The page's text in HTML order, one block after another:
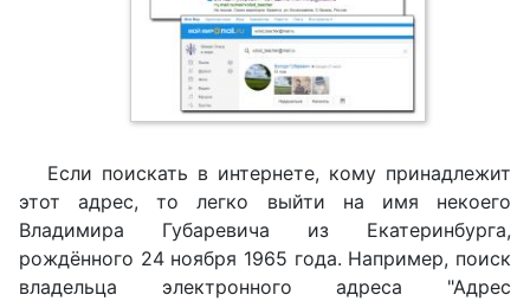
Если поискать в интернете, кому принадлежит
этот адрес, то легко выйти на имя некоего
Владимира Губаревича из Екатеринбурга,
рождённого 24 ноября 1965 года. Например, поиск
владельца электронного адреса "Адрес